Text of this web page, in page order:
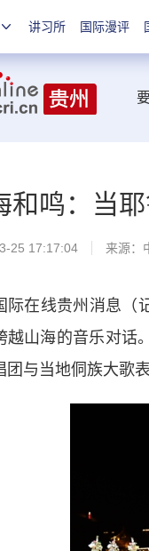
讲习所 国际漫评
和鸣：当
25 17:17:04 来源：
线贵州消息（记
越山海的音乐对话
团与当地侗族大歌